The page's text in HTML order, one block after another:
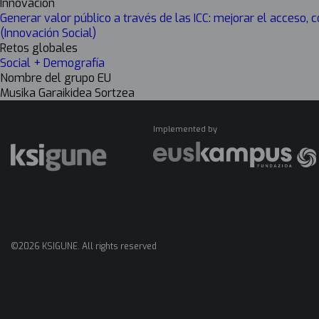
Innovación
Generar valor público a través de las ICC: mejorar el
(Innovación Social)
Retos globales
Social + Demografía
Nombre del grupo EU
Musika Garaikidea Sortzea
Implemented by
©2026 KSIGUNE. All rights reserved